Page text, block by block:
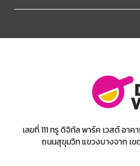
เลขที่ 111 ทรู ดิจิทัล พาร์ค เวสต์ อา
ถนนสุขุมวิท แขวงบางจาก เข